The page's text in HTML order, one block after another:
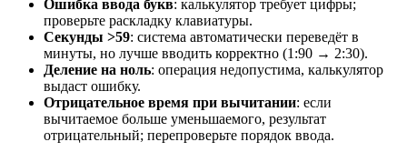
Ошибка ввода букв: калькулятор требует цифры;
проверьте раскладку клавиатуры.
Секунды >59: система автоматически переведёт в
минуты, но лучше вводить корректно (1:90 → 2:30).
Деление на ноль: операция недопустима, калькулятор
выдаст ошибку.
Отрицательное время при вычитании: если
вычитаемое больше уменьшаемого, результат
отрицательный; перепроверьте порядок ввода.